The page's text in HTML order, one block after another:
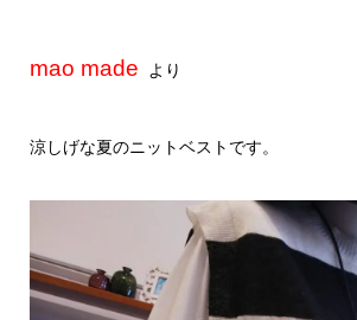
mao made より
涼しげな夏のニットベストです。